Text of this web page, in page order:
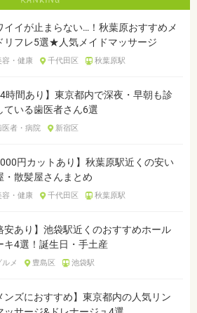
イイが止まらない…！秋葉原おすすめメ
リフレ5選★人気メイドマッサージ
容・健康 千代田区 秋葉原駅
時間あり】東京都内で深夜・早朝も診
ている歯医者さん6選
医者・病院 新宿区
円カットあり】秋葉原駅近くの安い
・散髪屋さんまとめ
容・健康 千代田区 秋葉原駅
安あり】池袋駅近くのおすすめホール
キ4選！誕生日・手土産
ルメ 豊島区 池袋駅
ンズにおすすめ】東京都内の人気リン